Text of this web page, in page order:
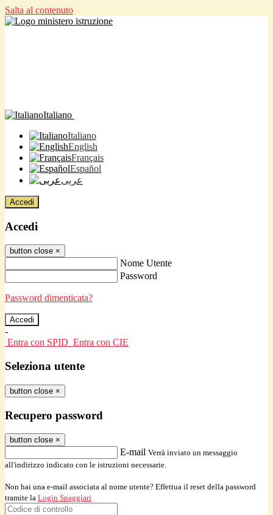
Salta al contenuto
Italiano
Italiano
English
Français
Español
عربى
Accedi
Accedi
button close ×
Nome Utente
Password
Password dimenticata?
-
Entra con SPID Entra con CIE
Seleziona utente
button close ×
Recupero password
button close ×
E-mail Verrà inviato un messaggio
all'indirizzo indicato con le istruzioni necessarie.
Non hai una e-mail associata al nome utente? Effettua il reset della password
tramite la Login Spaggiari